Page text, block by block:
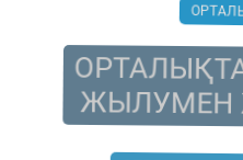
ЖЫЛУМЕН